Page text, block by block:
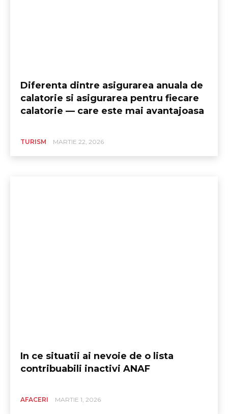
Diferenta dintre asigurarea anuala de
calatorie si asigurarea pentru fiecare
calatorie — care este mai avantajoasa
TURISM MARTIE 22, 2026
In ce situatii ai nevoie de o lista
contribuabili inactivi ANAF
AFACERI MARTIE 1, 2026